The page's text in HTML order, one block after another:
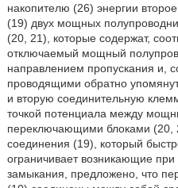
накопителю (26) энергии
(19) двух мощных
(20, 21), которые содержат,
отключаемый мощный
направлением пропускания и,
проводящими обратно
и вторую соединительную
точкой потенциала между
переключающими блоками (20,
соединения (19), который
ограничивает возникающие при
замыкания, предложено, что